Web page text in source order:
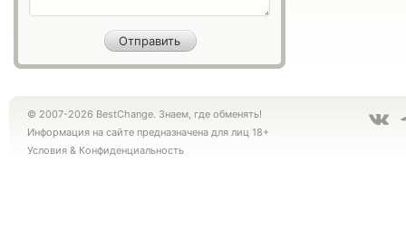
© 2007-2026 BestChange. Знаем, где обменять!
Информация на сайте предназначена для лиц 18+
Условия & Конфиденциальность